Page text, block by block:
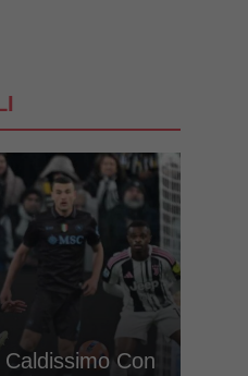
Con